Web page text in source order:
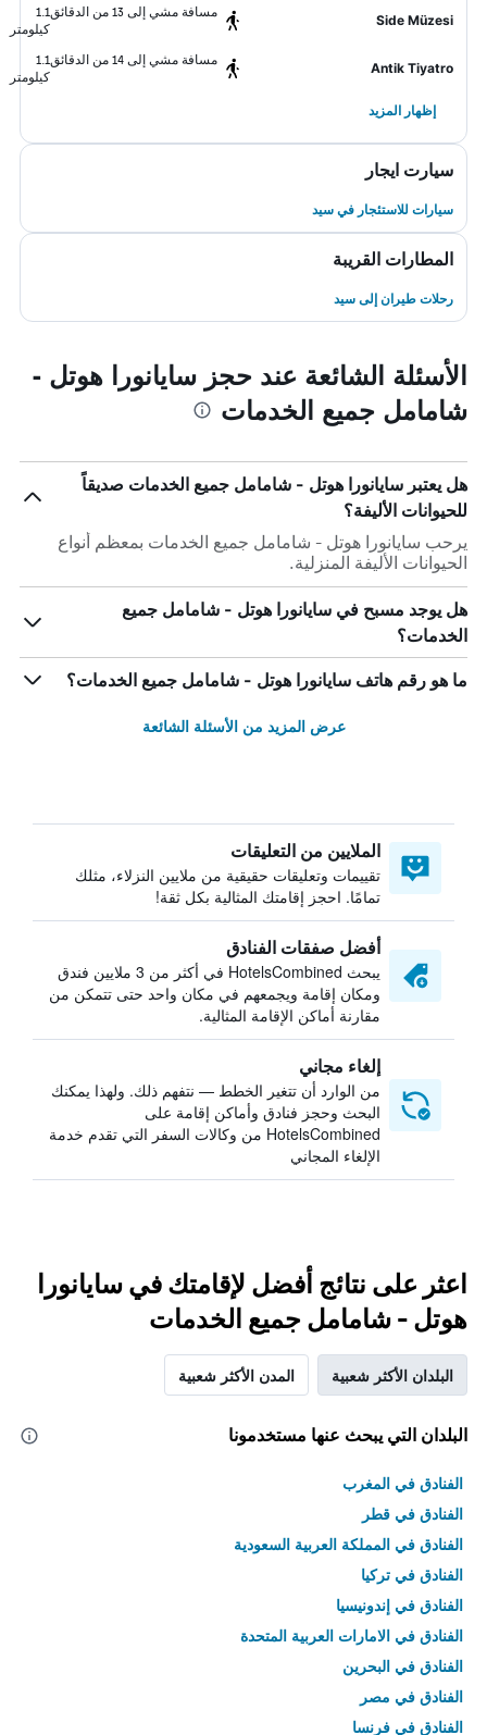
Side Müzesi
مسافة مشي إلى 13 من الدقائق
1.1
كيلومتر
Antik Tiyatro
مسافة مشي إلى 14 من الدقائق
1.1
كيلومتر
إظهار المزيد
سيارت ايجار
سيارات للاستئجار في سيد
المطارات القريبة
رحلات طيران إلى سيد
الأسئلة الشائعة عند حجز سايانورا هوتل -
شامامل جميع الخدمات
هل يعتبر سايانورا هوتل - شامامل جميع الخدمات صديقاً
للحيوانات الأليفة؟
يرحب سايانورا هوتل - شامامل جميع الخدمات بمعظم أنواع
الحيوانات الأليفة المنزلية.
هل يوجد مسبح في سايانورا هوتل - شامامل جميع
الخدمات؟
ما هو رقم هاتف سايانورا هوتل - شامامل جميع الخدمات؟
عرض المزيد من الأسئلة الشائعة
الملايين من التعليقات
تقييمات وتعليقات حقيقية من ملايين النزلاء، مثلك
تمامًا. احجز إقامتك المثالية بكل ثقة!
أفضل صفقات الفنادق
يبحث HotelsCombined في أكثر من 3 ملايين فندق
ومكان إقامة ويجمعهم في مكان واحد حتى تتمكن من
مقارنة أماكن الإقامة المثالية.
إلغاء مجاني
من الوارد أن تتغير الخطط — نتفهم ذلك. ولهذا يمكنك
البحث وحجز فنادق وأماكن إقامة على
HotelsCombined من وكالات السفر التي تقدم خدمة
الإلغاء المجاني
اعثر على نتائج أفضل لإقامتك في سايانورا
هوتل - شامامل جميع الخدمات
البلدان الأكثر شعبية المدن الأكثر شعبية
البلدان التي يبحث عنها مستخدمونا
الفنادق في المغرب
الفنادق في قطر
الفنادق في المملكة العربية السعودية
الفنادق في تركيا
الفنادق في إندونيسيا
الفنادق في الامارات العربية المتحدة
الفنادق في البحرين
الفنادق في مصر
الفنادق في فرنسا